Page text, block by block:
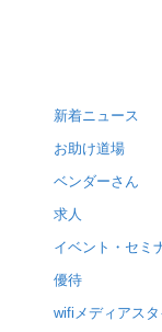
新着ニュース
お助け道場
ベンダーさん
求人
イベント・セミ
優待
wifiメディアス